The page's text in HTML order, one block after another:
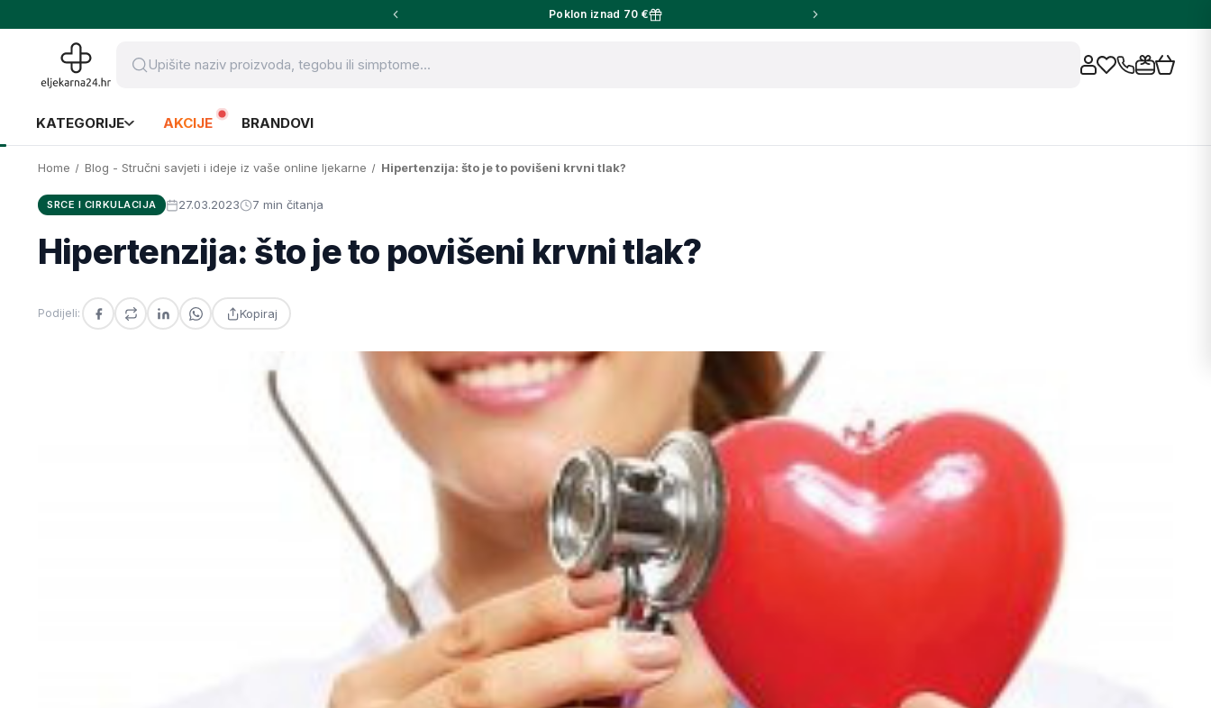
Poklon iznad 70 €
KATEGORIJE AKCIJE BRANDOVI
Home Blog - Stručni savjeti i ideje iz vaše online ljekarne Hipertenzija: što je to povišeni krvni tlak?
SRCE I CIRKULACIJA 27.03.2023 7 min čitanja
Hipertenzija: što je to povišeni krvni tlak?
Podijeli: Kopiraj